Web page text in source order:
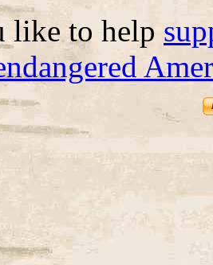
like to help